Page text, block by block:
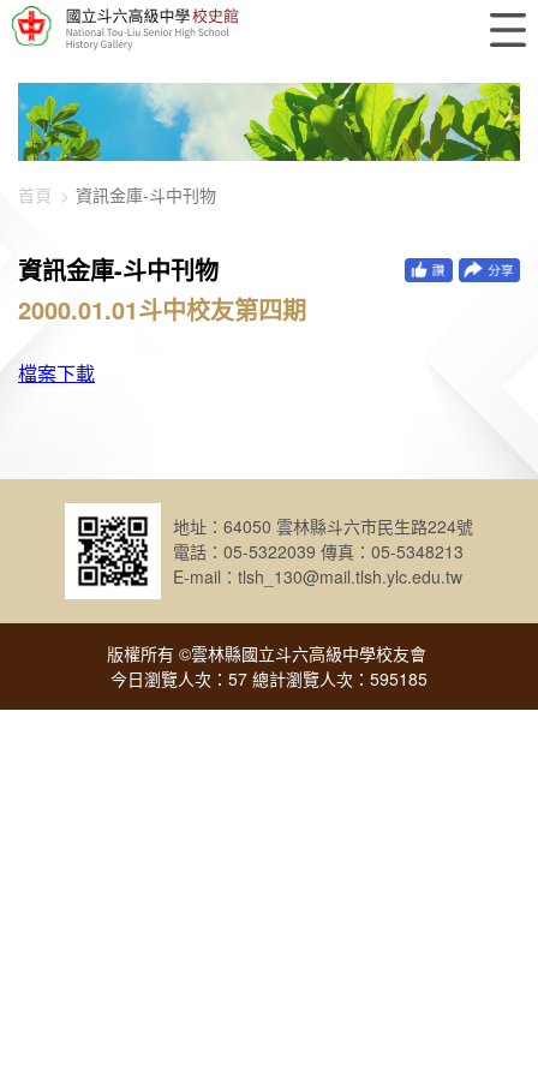
448-896
首頁 資訊金庫-斗中刊物
資訊金庫-斗中刊物
2000.01.01斗中校友第四期
檔案下載
地址：64050 雲林縣斗六市民生路224號
電話：05-5322039 傳真：05-5348213
E-mail：tlsh_130@mail.tlsh.ylc.edu.tw
版權所有 ©雲林縣國立斗六高級中學校友會
今日瀏覽人次：57 總計瀏覽人次：595185